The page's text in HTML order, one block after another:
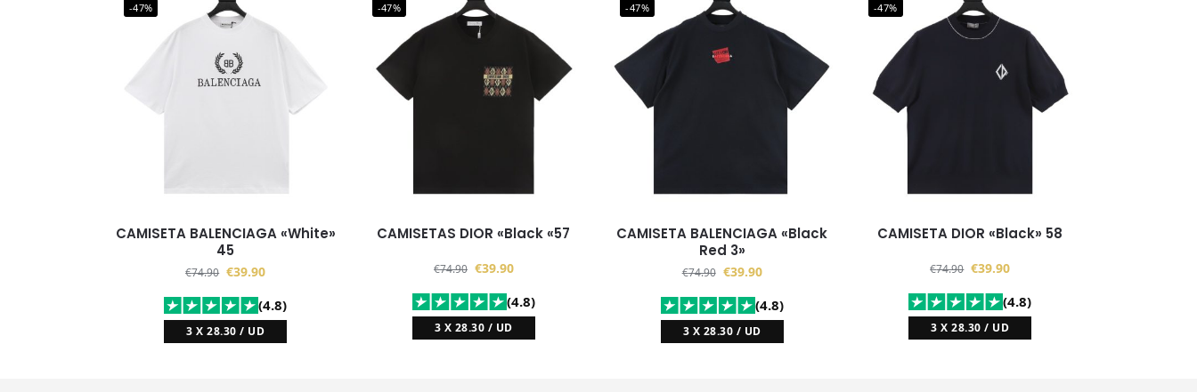
-47%
CAMISETA BALENCIAGA «White»
45
€74.90 €39.90
(4.8)
3 X 28.30 / UD
-47%
CAMISETAS DIOR «Black «57
€74.90 €39.90
(4.8)
3 X 28.30 / UD
-47%
CAMISETA BALENCIAGA «Black
Red 3»
€74.90 €39.90
(4.8)
3 X 28.30 / UD
-47%
CAMISETA DIOR «Black» 58
€74.90 €39.90
(4.8)
3 X 28.30 / UD